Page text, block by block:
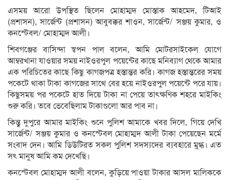
এসময় আরো উপস্থিত ছিলেন মোহাম্মদ মোস্তাক আহমেদ, টিআই
(প্রশাসন), সার্জেন্ট (প্রশাসন) আবুবক্কর শাওন, সার্জেন্ট/ সঞ্জয় কুমার, ও
কনস্টেবল/ মোহাম্মদ আলী।
শিবগঞ্জের বাসিন্দা স্বপন পাল বলেন, আমি মোটরসাইকেল যোগে
আম্বরখানা যাওয়ার সময় নাইওরপুল পয়েন্টের কাছে মনিব্যাগ থেকে আমার
এক পরিচিতের কাছে কিছু কাগজপত্র হস্তান্তর করি। কাগজ হস্তান্তরের সময়
পকেটে থাকা টাকা কাগজের সাথে বের হয়ে নাইওরপুল পয়েন্টে পরে যায়।
কিছুসময় পর পকেটে হাত দিয়ে টাকা না পেয়ে তাৎক্ষণিক শহরে মাইকিং
শুরু করি। তবে ভেবেছিলাম টাকাগুলো আর পাব না।
কিন্তু দুপুরে আমার মাইকিং শুনে পুলিশ আমাকে খবর দিলে, গিয়ে দেখি
সার্জেন্ট/ সঞ্জয় কুমার ও কনস্টেবল মোহাম্মদ আলী টাকা পেয়েছেন মর্মে
সংবাদ দেন। আমি ডিউটিরত সকল পুলিশ সদস্যদের ব্যবহারে মুগ্ধ। এত
সৎ মানুষ আমি কম দেখেছি।
কনস্টেবল মোহাম্মদ আলী বলেন, কুড়িয়ে পাওয়া টাকার আসল মালিককে